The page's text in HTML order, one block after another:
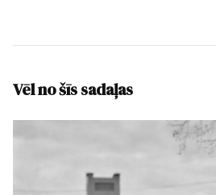
Vēl no šīs sadaļas